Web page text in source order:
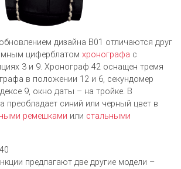
дизайна B01 отличаются друг
циферблатом хронографа с
3 и 9. Хронограф 42 оснащен тремя
в положении 12 и 6, секундомер
9, окно даты – на тройке. В
преобладает синий или черный цвет в
ремешками или стальными
предлагают две другие модели –